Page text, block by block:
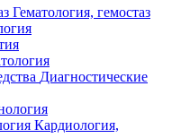
Гематология, гемостаз
Диагностические
Кардиология,